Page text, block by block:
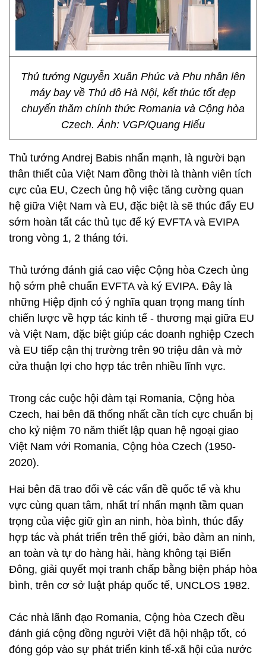
Thủ tướng Nguyễn Xuân Phúc và Phu nhân lên
máy bay về Thủ đô Hà Nội, kết thúc tốt đẹp
chuyến thăm chính thức Romania và Cộng hòa
Czech. Ảnh: VGP/Quang Hiếu
Thủ tướng Andrej Babis nhấn mạnh, là người bạn
thân thiết của Việt Nam đồng thời là thành viên tích
cực của EU, Czech ủng hộ việc tăng cường quan
hệ giữa Việt Nam và EU, đặc biệt là sẽ thúc đẩy EU
sớm hoàn tất các thủ tục để ký EVFTA và EVIPA
trong vòng 1, 2 tháng tới.
Thủ tướng đánh giá cao việc Cộng hòa Czech ủng
hộ sớm phê chuẩn EVFTA và ký EVIPA. Đây là
những Hiệp định có ý nghĩa quan trọng mang tính
chiến lược về hợp tác kinh tế - thương mại giữa EU
và Việt Nam, đặc biệt giúp các doanh nghiệp Czech
và EU tiếp cận thị trường trên 90 triệu dân và mở
cửa thuận lợi cho hợp tác trên nhiều lĩnh vực.
Trong các cuộc hội đàm tại Romania, Cộng hòa
Czech, hai bên đã thống nhất cần tích cực chuẩn bị
cho kỷ niệm 70 năm thiết lập quan hệ ngoại giao
Việt Nam với Romania, Cộng hòa Czech (1950-
2020).
Hai bên đã trao đổi về các vấn đề quốc tế và khu
vực cùng quan tâm, nhất trí nhấn mạnh tầm quan
trọng của việc giữ gìn an ninh, hòa bình, thúc đẩy
hợp tác và phát triển trên thế giới, bảo đảm an ninh,
an toàn và tự do hàng hải, hàng không tại Biển
Đông, giải quyết mọi tranh chấp bằng biện pháp hòa
bình, trên cơ sở luật pháp quốc tế, UNCLOS 1982.
Các nhà lãnh đạo Romania, Cộng hòa Czech đều
đánh giá cộng đồng người Việt đã hội nhập tốt, có
đóng góp vào sự phát triển kinh tế-xã hội của nước